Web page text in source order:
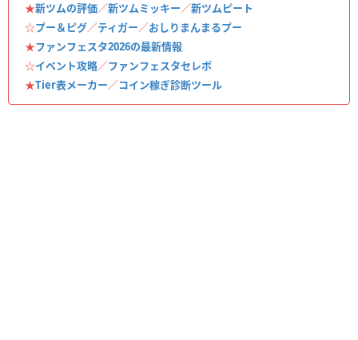
★新ツムの評価／新ツムミッキー／新ツムピート
☆プー＆ピグ／ティガー／おしりまんまるプー
★ファンフェスタ2026の最新情報
☆イベント攻略／ファンフェスタセレボ
★Tier表メーカー／コイン稼ぎ診断ツール